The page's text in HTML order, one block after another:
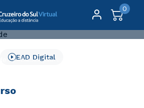
0
Educação em Saúde
EAD Digital